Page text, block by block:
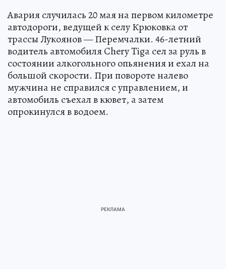
Авария случилась 20 мая на первом километре
автодороги, ведущей к селу Крюковка от
трассы Лукоянов — Перемчалки. 46-летний
водитель автомобиля Chery Tiga сел за руль в
состоянии алкогольного опьянения и ехал на
большой скорости. При повороте налево
мужчина не справился с управлением, и
автомобиль съехал в кювет, а затем
опрокинулся в водоем.